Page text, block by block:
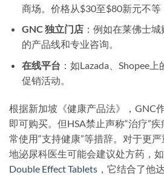
商场。价格从$30至$80新元不等
GNC 独立门店：例如在莱佛士
的产品线和专业咨询。
在线平台 ：如Lazada、Shopee
促销活动。
根据新加坡《健康产品法》，GNC
即可购买。但HSA禁止声称“治疗”
常使用“支持健康”等措辞。对于更
地泌尿科医生可能会建议处方药，如
Double Effect Tablets ，它结合了他